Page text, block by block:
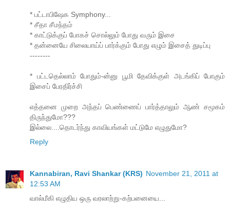
* பட்டாபிஷேக Symphony...
* சீதா சீமந்தம்
* காட்டுக்குப் போகச் சொல்லும் போது வரும் இசை
* தன்னையே சிலையாய்ப் பார்க்கும் போது எழும் இசைத் துடிப்பு
--------
* பட்டதெல்லாம் போதும்-ன்னு பூமி தேவிக்குள் அடங்கிப் போகும்
இசைப் பேரதிர்ச்சி
எத்தனை முறை அந்தப் பெண்ணைப் பார்த்தாலும் ஆண் சமூகம்
திருந்துமோ???
இல்லை....தொடர்ந்து காவியங்கள் மட்டுமே எழுதுமோ?
Reply
Kannabiran, Ravi Shankar (KRS) November 21, 2011 at
12:53 AM
வால்மீகி எழுதிய ஒரு வரலாற்று-கற்பனையை...